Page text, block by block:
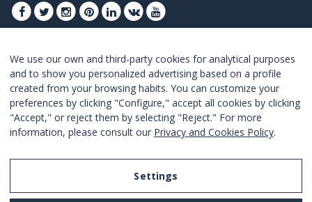
LIITY SAADAKSESI PARHAAT TARJOUKSET
LIITY
I Agree with the terms and conditions
We use our own and third-party cookies for analytical purposes
and to show you personalized advertising based on a profile
created from your browsing habits. You can customize your
preferences by clicking "Configure," accept all cookies by clicking
"Accept," or reject them by selecting "Reject." For more
information, please consult our Privacy and Cookies Policy.
Settings
Legal Notice